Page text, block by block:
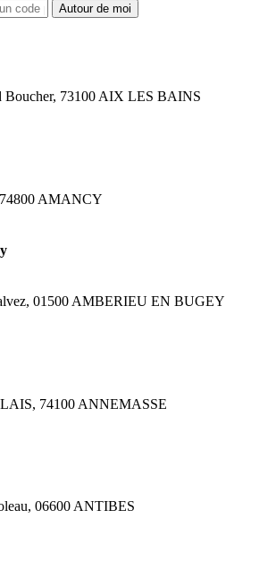
Autour de moi
Boucher, 73100 AIX LES BAINS
74800 AMANCY
01500 AMBERIEU EN BUGEY
74100 ANNEMASSE
06600 ANTIBES